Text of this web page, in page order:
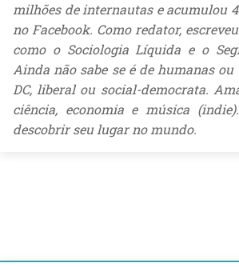
milhões de internautas e acumulou
no Facebook. Como redator,
como o Sociologia Líquida e o
Ainda não sabe se é de humanas
DC, liberal ou social-democrata.
ciência, economia e música
descobrir seu lugar no mundo.